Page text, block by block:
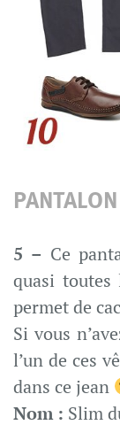
5 – Ce
quasi toutes
permet de
Si vous
l’un de ces
dans ce jean
Nom : Slim